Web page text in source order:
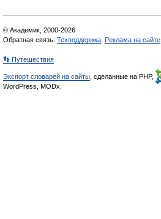
© Академик, 2000-2026
Обратная связь: Техподдержка Реклама на сайте
👣 Путешествия
Экспорт словарей на сайты , сделанные на PHP,
WordPress, MODx.